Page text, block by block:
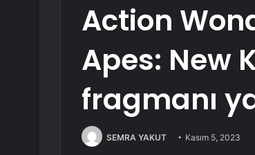
Action
Apes: New
fragmanı
SEMRA YAKUT Kasım 5, 2023